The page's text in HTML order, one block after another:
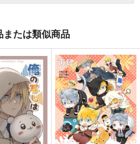
たは類似商品